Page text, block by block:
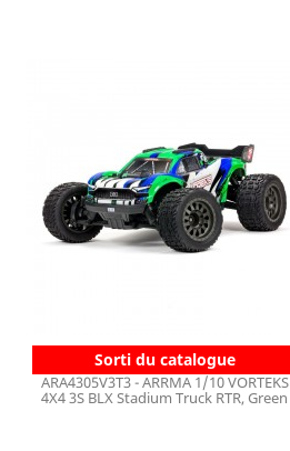
Sorti du catalogue
ARA4305V3T3 - ARRMA 1/10 VORTEKS
4X4 3S BLX Stadium Truck RTR, Green